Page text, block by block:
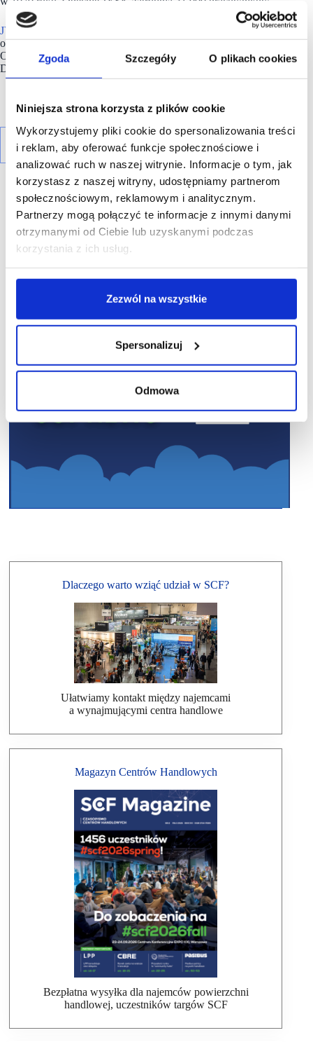
Zgoda Szczegóły O plikach cookies
Niniejsza strona korzysta z plików cookie
Wykorzystujemy pliki cookie do spersonalizowania treści
i reklam, aby oferować funkcje społecznościowe i
analizować ruch w naszej witrynie. Informacje o tym, jak
korzystasz z naszej witryny, udostępniamy partnerom
społecznościowym, reklamowym i analitycznym.
Partnerzy mogą połączyć te informacje z innymi danymi
otrzymanymi od Ciebie lub uzyskanymi podczas
korzystania z ich usług.
Zezwól na wszystkie
Spersonalizuj
Odmowa
JYSKjest częścią rodzinnej grupy Lars Larsen, której łączny
obrót w roku obrotowym 2023/24 wyniósł 48,0 mld DKK.
Obrót JYSK w roku obrotowym 2023/24 wyniósł 41,4 mld
DKK.
R E K L A M A
Dlaczego warto wziąć udział w SCF?
Ułatwiamy kontakt między najemcami
a wynajmującymi centra handlowe
Magazyn Centrów Handlowych
Bezpłatna wysyłka dla najemców powierzchni
handlowej, uczestników targów SCF